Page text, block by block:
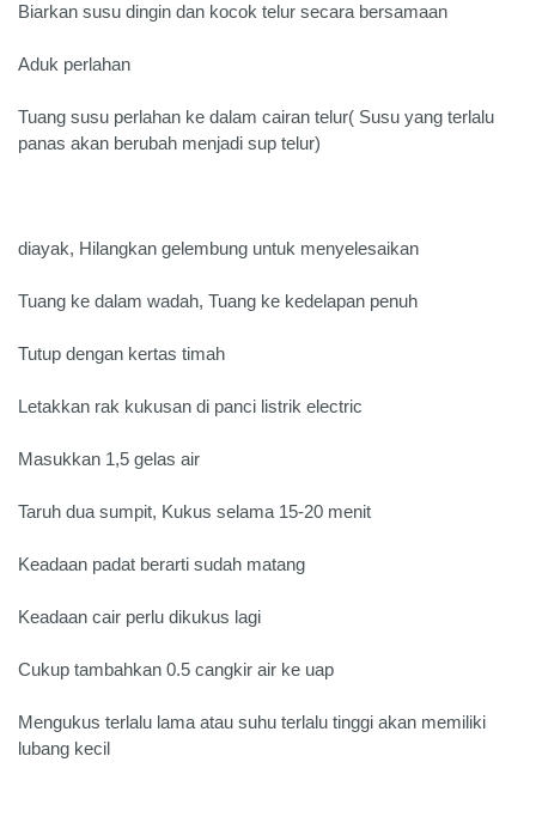
Biarkan susu dingin dan kocok telur secara bersamaan
Aduk perlahan
Tuang susu perlahan ke dalam cairan telur( Susu yang terlalu
panas akan berubah menjadi sup telur)
diayak, Hilangkan gelembung untuk menyelesaikan
Tuang ke dalam wadah, Tuang ke kedelapan penuh
Tutup dengan kertas timah
Letakkan rak kukusan di panci listrik electric
Masukkan 1,5 gelas air
Taruh dua sumpit, Kukus selama 15-20 menit
Keadaan padat berarti sudah matang
Keadaan cair perlu dikukus lagi
Cukup tambahkan 0.5 cangkir air ke uap
Mengukus terlalu lama atau suhu terlalu tinggi akan memiliki
lubang kecil